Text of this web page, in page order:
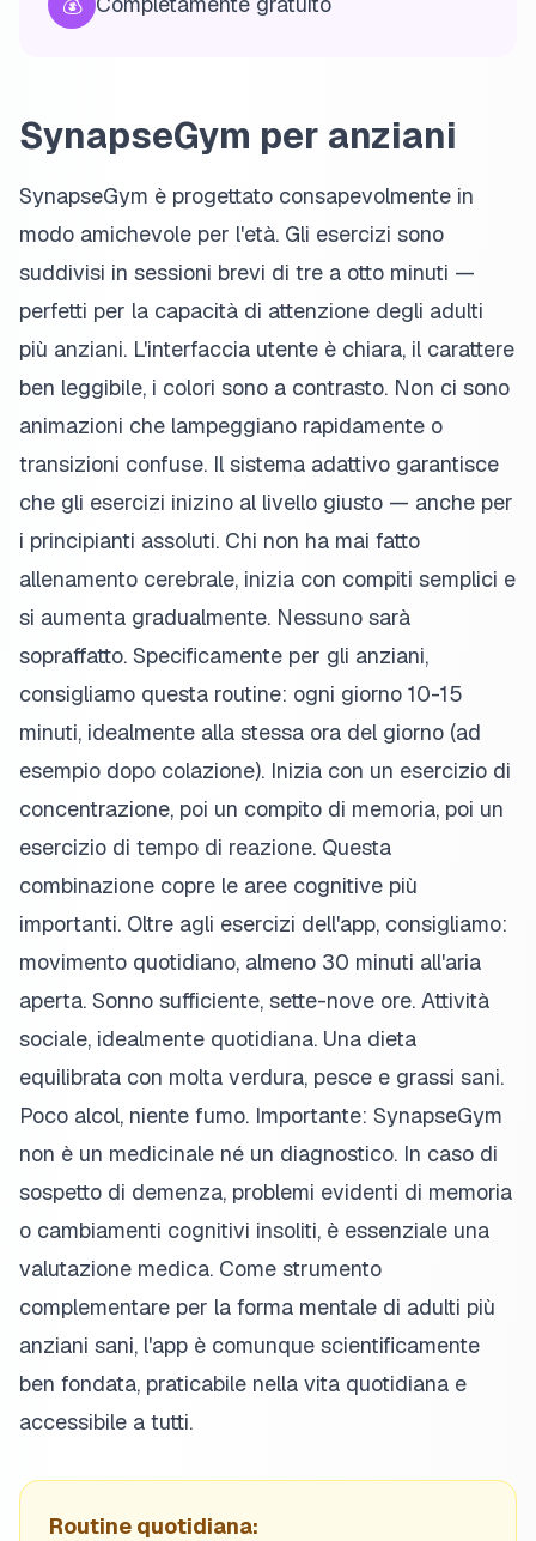
SynapseGym per anziani
SynapseGym è progettato consapevolmente in
modo amichevole per l'età. Gli esercizi sono
suddivisi in sessioni brevi di tre a otto minuti —
perfetti per la capacità di attenzione degli adulti
più anziani. L'interfaccia utente è chiara, il carattere
ben leggibile, i colori sono a contrasto. Non ci sono
animazioni che lampeggiano rapidamente o
transizioni confuse. Il sistema adattivo garantisce
che gli esercizi inizino al livello giusto — anche per
i principianti assoluti. Chi non ha mai fatto
allenamento cerebrale, inizia con compiti semplici e
si aumenta gradualmente. Nessuno sarà
sopraffatto. Specificamente per gli anziani,
consigliamo questa routine: ogni giorno 10-15
minuti, idealmente alla stessa ora del giorno (ad
esempio dopo colazione). Inizia con un esercizio di
concentrazione, poi un compito di memoria, poi un
esercizio di tempo di reazione. Questa
combinazione copre le aree cognitive più
importanti. Oltre agli esercizi dell'app, consigliamo:
movimento quotidiano, almeno 30 minuti all'aria
aperta. Sonno sufficiente, sette-nove ore. Attività
sociale, idealmente quotidiana. Una dieta
equilibrata con molta verdura, pesce e grassi sani.
Poco alcol, niente fumo. Importante: SynapseGym
non è un medicinale né un diagnostico. In caso di
sospetto di demenza, problemi evidenti di memoria
o cambiamenti cognitivi insoliti, è essenziale una
valutazione medica. Come strumento
complementare per la forma mentale di adulti più
anziani sani, l'app è comunque scientificamente
ben fondata, praticabile nella vita quotidiana e
accessibile a tutti.
Routine quotidiana: